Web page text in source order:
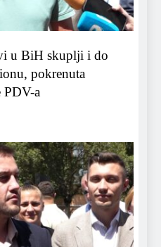
u BiH skuplji i do
pokrenuta
PDV-a